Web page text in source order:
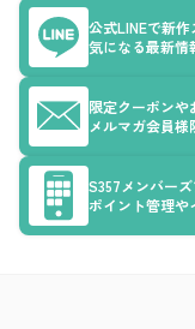
公式LINEで新
気になる最新情
限定クーポンや
メルマガ会員様
S357メンバー
ポイント管理や